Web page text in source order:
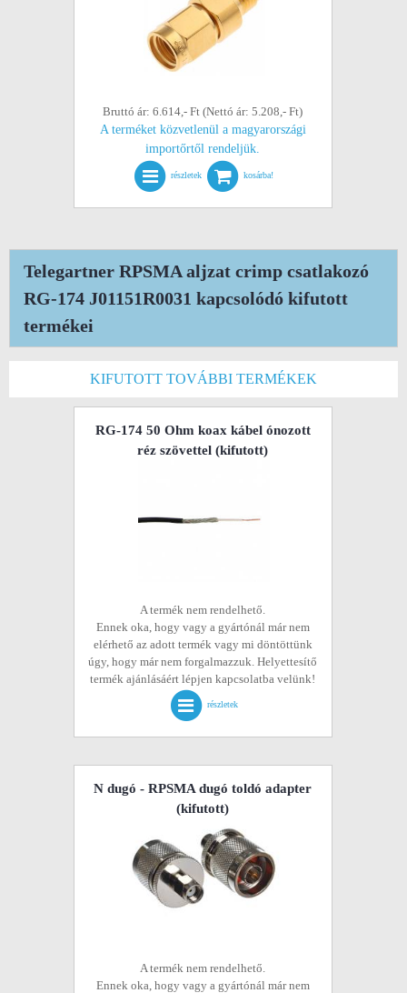
Bruttó ár: 6.614,- Ft (Nettó ár: 5.208,- Ft)
A terméket közvetlenül a magyarországi
importőrtől rendeljük.
részletek kosárba!
Telegartner RPSMA aljzat crimp csatlakozó
RG-174 J01151R0031 kapcsolódó kifutott
termékei
KIFUTOTT TOVÁBBI TERMÉKEK
RG-174 50 Ohm koax kábel ónozott
réz szövettel (kifutott)
A termék nem rendelhető.
Ennek oka, hogy vagy a gyártónál már nem
elérhető az adott termék vagy mi döntöttünk
úgy, hogy már nem forgalmazzuk. Helyettesítő
termék ajánlásáért lépjen kapcsolatba velünk!
részletek
N dugó - RPSMA dugó toldó adapter
(kifutott)
A termék nem rendelhető.
Ennek oka, hogy vagy a gyártónál már nem